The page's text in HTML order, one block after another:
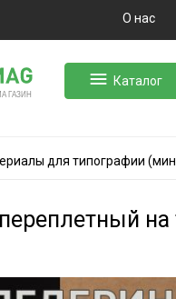
О нас
ГАЗИН
Каталог
для типографии